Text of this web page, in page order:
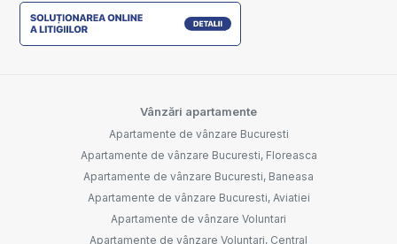
Vânzări apartamente
Apartamente de vânzare Bucuresti
Apartamente de vânzare Bucuresti, Floreasca
Apartamente de vânzare Bucuresti, Baneasa
Apartamente de vânzare Bucuresti, Aviatiei
Apartamente de vânzare Voluntari
Apartamente de vânzare Voluntari, Central